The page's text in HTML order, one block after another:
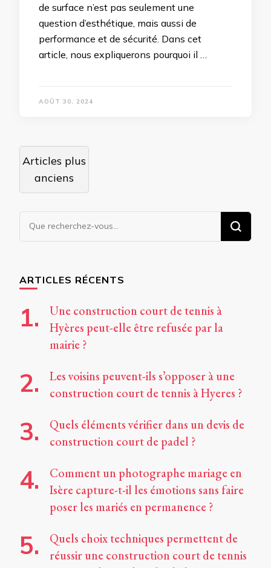
de surface n’est pas seulement une
question d’esthétique, mais aussi de
performance et de sécurité. Dans cet
article, nous expliquerons pourquoi il …
AOÛT 30, 2024
Navigation
des
articles
Articles plus
anciens
ARTICLES RÉCENTS
Une construction court de tennis à
Hyères peut-elle être refusée par la
mairie ?
Les voisins peuvent-ils s’opposer à une
construction court de tennis à Hyeres ?
Quels éléments vérifier dans un devis de
construction court de padel ?
Comment un photographe mariage en
Isère capture-t-il les émotions sans faire
poser les mariés en permanence ?
Quels choix techniques permettent de
réussir une construction court de tennis